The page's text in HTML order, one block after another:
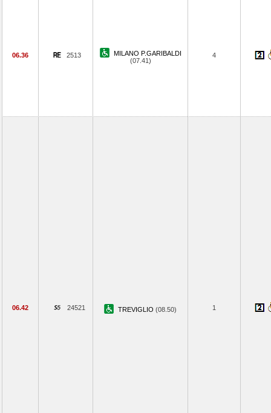
06.36 2513
MILANO P.GARIBALDI
(07.41)
4
06.42 24521 TREVIGLIO (08.50) 1